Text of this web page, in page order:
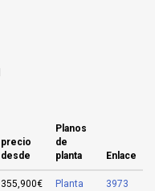
precio
desde
Planos
de
planta
Enlace
355,900€
Planta
3973